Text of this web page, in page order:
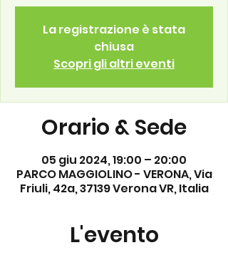
La registrazione è stata
chiusa
Scopri gli altri eventi
Orario & Sede
05 giu 2024, 19:00 – 20:00
PARCO MAGGIOLINO - VERONA, Via
Friuli, 42a, 37139 Verona VR, Italia
L'evento